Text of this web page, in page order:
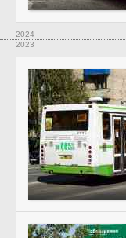
2024
2023